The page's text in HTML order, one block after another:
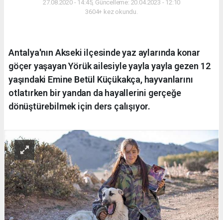
27.08.2020 - 14:45, Güncelleme: 20.04.2023 - 12:10
3604+ kez okundu.
Antalya'nın Akseki ilçesinde yaz aylarında konar
göçer yaşayan Yörük ailesiyle yayla yayla gezen 12
yaşındaki Emine Betül Küçükakça, hayvanlarını
otlatırken bir yandan da hayallerini gerçeğe
dönüştürebilmek için ders çalışıyor.